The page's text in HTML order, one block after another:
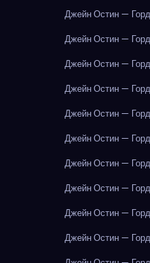
Джейн Остин —
Джейн Остин —
Джейн Остин —
Джейн Остин —
Джейн Остин —
Джейн Остин —
Джейн Остин —
Джейн Остин —
Джейн Остин —
Джейн Остин —